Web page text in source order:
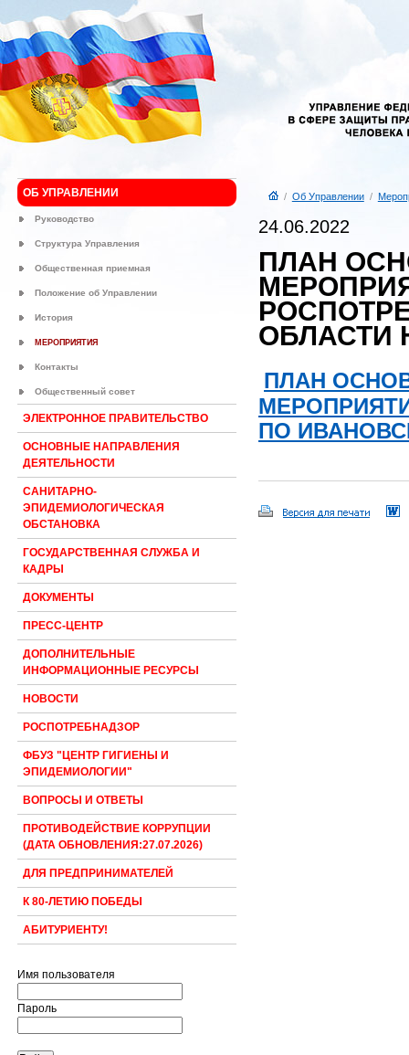
ОБ УПРАВЛЕНИИ
Руководство
Структура Управления
Общественная приемная
Положение об Управлении
История
МЕРОПРИЯТИЯ
Контакты
Общественный совет
ЭЛЕКТРОННОЕ ПРАВИТЕЛЬСТВО
ОСНОВНЫЕ НАПРАВЛЕНИЯ
ДЕЯТЕЛЬНОСТИ
САНИТАРНО-
ЭПИДЕМИОЛОГИЧЕСКАЯ
ОБСТАНОВКА
ГОСУДАРСТВЕННАЯ СЛУЖБА И
КАДРЫ
ДОКУМЕНТЫ
ПРЕСС-ЦЕНТР
ДОПОЛНИТЕЛЬНЫЕ
ИНФОРМАЦИОННЫЕ РЕСУРСЫ
НОВОСТИ
РОСПОТРЕБНАДЗОР
ФБУЗ "ЦЕНТР ГИГИЕНЫ И
ЭПИДЕМИОЛОГИИ"
ВОПРОСЫ И ОТВЕТЫ
ПРОТИВОДЕЙСТВИЕ КОРРУПЦИИ
(ДАТА ОБНОВЛЕНИЯ:27.07.2026)
ДЛЯ ПРЕДПРИНИМАТЕЛЕЙ
К 80-ЛЕТИЮ ПОБЕДЫ
АБИТУРИЕНТУ!
Имя пользователя
Пароль
/ Об Управлении/
24.06.2022
ПЛАН
ОБЛАСТИ
ПЛАН
ПО